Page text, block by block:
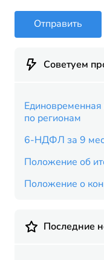
Отправить
Советуем
по регионам
6-НДФЛ за 9
Положение об
Положение о
Последние